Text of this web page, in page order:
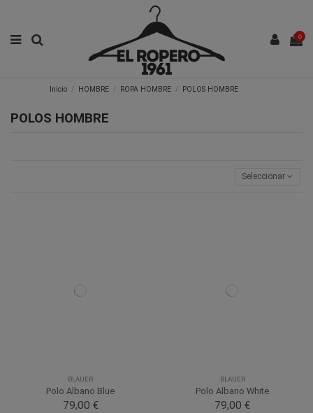
0
Inicio HOMBRE ROPA HOMBRE POLOS HOMBRE
POLOS HOMBRE
Seleccionar
BLAUER
Polo Albano Blue
79,00 €
BLAUER
Polo Albano White
79,00 €